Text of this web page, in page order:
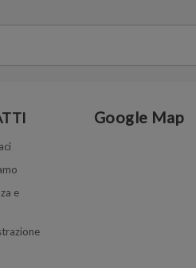
e
Google Map